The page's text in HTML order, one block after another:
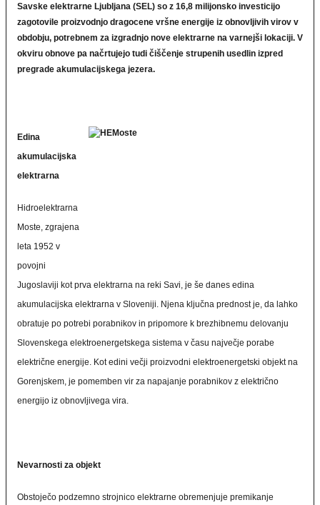
Savske elektrarne Ljubljana (SEL) so z 16,8 milijonsko investicijo
zagotovile proizvodnjo dragocene vršne energije iz obnovljivih virov v
obdobju, potrebnem za izgradnjo nove elektrarne na varnejši lokaciji. V
okviru obnove pa načrtujejo tudi čiščenje strupenih usedlin izpred
pregrade akumulacijskega jezera.
Edina
akumulacijska
elektrarna
Hidroelektrarna
Moste, zgrajena
leta 1952 v
povojni
Jugoslaviji kot prva elektrarna na reki Savi, je še danes edina
akumulacijska elektrarna v Sloveniji. Njena ključna prednost je, da lahko
obratuje po potrebi porabnikov in pripomore k brezhibnemu delovanju
Slovenskega elektroenergetskega sistema v času največje porabe
električne energije. Kot edini večji proizvodni elektroenergetski objekt na
Gorenjskem, je pomemben vir za napajanje porabnikov z električno
energijo iz obnovljivega vira.
Nevarnosti za objekt
Obstoječo podzemno strojnico elektrarne obremenjuje premikanje